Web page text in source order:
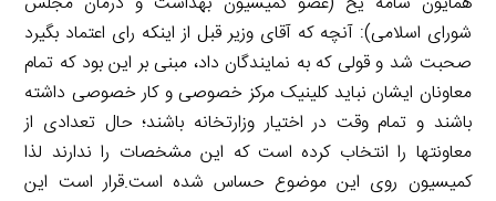
شورای اسلامی): آنچه که آقای وزیر قبل از اینکه رای اعتماد بگیرد
صحبت شد و قولی که به نمایندگان داد، مبنی بر این بود که تمام
معاونان ایشان نباید کلینیک مرکز خصوصی و کار خصوصی داشته
باشند و تمام وقت در اختیار وزارتخانه باشند؛ حال تعدادی از
معاونتها را انتخاب کرده است که این مشخصات را ندارند لذا
کمیسیون روی این موضوع حساس شده است.قرار است این